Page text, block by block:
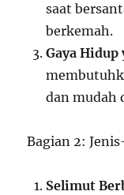
saat
berkemah.
Gaya
dan mudah
Bagian 2:
Selimut